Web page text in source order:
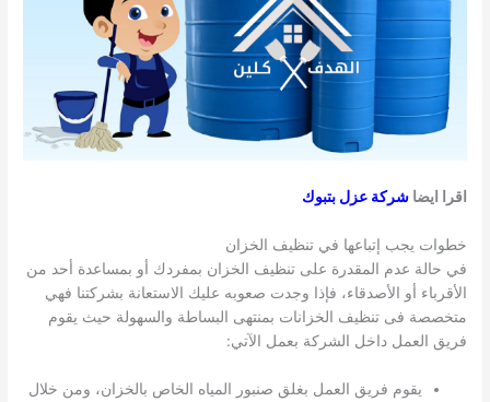
اقرا ايضاشركة عزل بتبوك
خطوات يجب إتباعها في تنظيف الخزان
في حالة عدم المقدرة على تنظيف الخزان بمفردك أو بمساعدة أحد من
الأقرباء أو الأصدقاء، فإذا وجدت صعوبه عليك الاستعانة بشركتنا فهي
متخصصة فى تنظيف الخزانات بمنتهى البساطة والسهولة حيث يقوم
فريق العمل داخل الشركة بعمل الآتي:
يقوم فريق العمل بغلق صنبور المياه الخاص بالخزان، ومن خلال